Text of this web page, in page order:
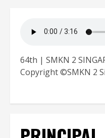
64th | SMKN 2
Copyright ©SMKN 2